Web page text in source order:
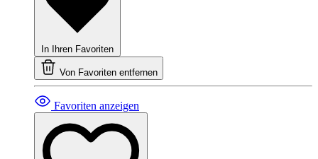
In Ihren Favoriten
Von Favoriten entfernen
Favoriten anzeigen